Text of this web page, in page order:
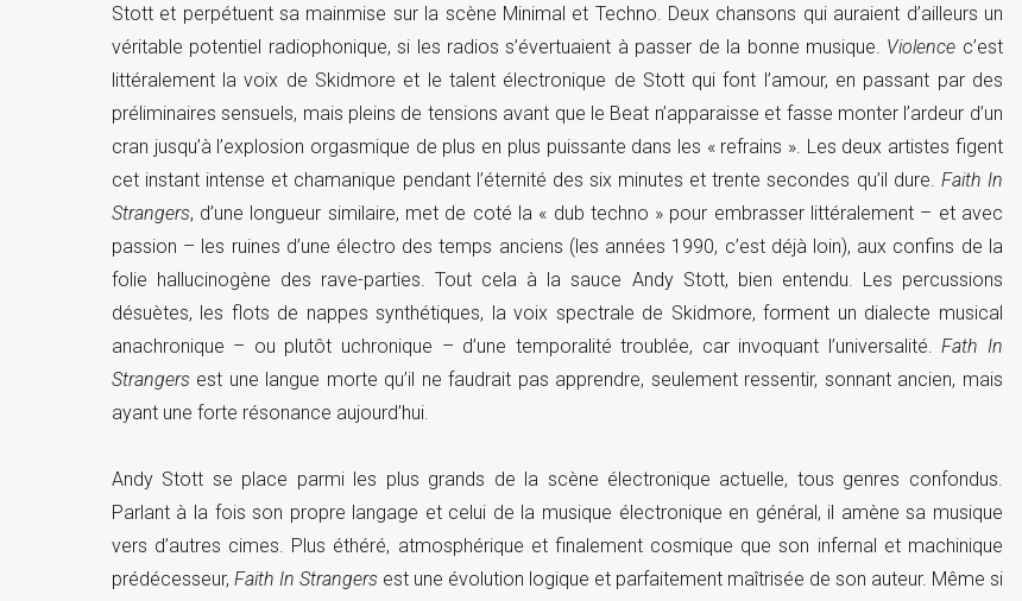
Stott et perpétuent sa mainmise sur la scène Minimal et Techno. Deux chansons qui auraient d’ailleurs un
véritable potentiel radiophonique, si les radios s’évertuaient à passer de la bonne musique. Violence c’est
littéralement la voix de Skidmore et le talent électronique de Stott qui font l’amour, en passant par des
préliminaires sensuels, mais pleins de tensions avant que le Beat n’apparaisse et fasse monter l’ardeur d’un
cran jusqu’à l’explosion orgasmique de plus en plus puissante dans les « refrains ». Les deux artistes figent
cet instant intense et chamanique pendant l’éternité des six minutes et trente secondes qu’il dure. Faith In
Strangers, d’une longueur similaire, met de coté la « dub techno » pour embrasser littéralement – et avec
passion – les ruines d’une électro des temps anciens (les années 1990, c’est déjà loin), aux confins de la
folie hallucinogène des rave-parties. Tout cela à la sauce Andy Stott, bien entendu. Les percussions
désuètes, les flots de nappes synthétiques, la voix spectrale de Skidmore, forment un dialecte musical
anachronique – ou plutôt uchronique – d’une temporalité troublée, car invoquant l’universalité.Fath In
Strangers est une langue morte qu’il ne faudrait pas apprendre, seulement ressentir, sonnant ancien, mais
ayant une forte résonance aujourd’hui.
Andy Stott se place parmi les plus grands de la scène électronique actuelle, tous genres confondus.
Parlant à la fois son propre langage et celui de la musique électronique en général, il amène sa musique
vers d’autres cimes. Plus éthéré, atmosphérique et finalement cosmique que son infernal et machinique
prédécesseur, Faith In Strangers est une évolution logique et parfaitement maîtrisée de son auteur. Même si